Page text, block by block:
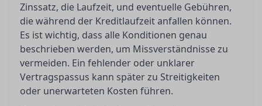
Zinssatz, die Laufzeit, und eventuelle Gebühren,
die während der Kreditlaufzeit anfallen können.
Es ist wichtig, dass alle Konditionen genau
beschrieben werden, um Missverständnisse zu
vermeiden. Ein fehlender oder unklarer
Vertragspassus kann später zu Streitigkeiten
oder unerwarteten Kosten führen.